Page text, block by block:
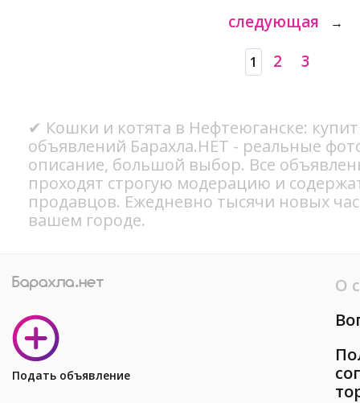
следующая →
1 2 3
✔ Кошки и котята в Нефтеюганске:
объявлений Барахла.НЕТ - реальные
описание, большой выбор. Все
проходят строгую модерацию и
продавцов. Ежедневно тысячи новых
вашем городе.
Подать объявление
О